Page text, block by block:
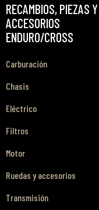
RECAMBIOS, PIEZAS Y
ACCESORIOS
ENDURO/CROSS
Carburación
Chasis
Eléctrico
Filtros
Motor
Ruedas y accesorios
Transmisión